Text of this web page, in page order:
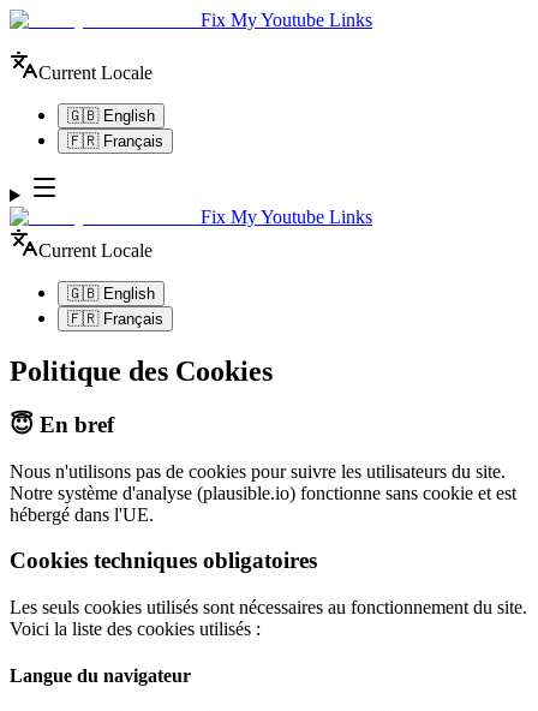
Fix My Youtube Links
Current Locale
🇬🇧 English
🇫🇷 Français
Fix My Youtube Links
Current Locale
🇬🇧 English
🇫🇷 Français
Politique des Cookies
😇 En bref
Nous n'utilisons pas de cookies pour suivre les utilisateurs du site.
Notre système d'analyse (plausible.io) fonctionne sans cookie et est
hébergé dans l'UE.
Cookies techniques obligatoires
Les seuls cookies utilisés sont nécessaires au fonctionnement du site.
Voici la liste des cookies utilisés :
Langue du navigateur